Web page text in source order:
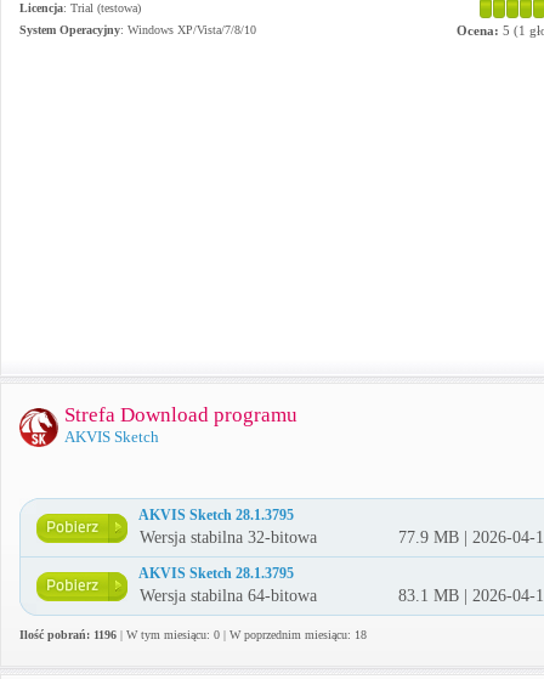
Licencja: Trial (testowa)
System Operacyjny: Windows XP/Vista/7/8/10 Ocena: 5 (1
Strefa Download programu
AKVIS Sketch
AKVIS Sketch 28.1.3795
Wersja stabilna 32-bitowa 77.9 MB | 2026-04-
AKVIS Sketch 28.1.3795
Wersja stabilna 64-bitowa 83.1 MB | 2026-04-
Ilość pobrań: 1196 | W tym miesiącu: 0 | W poprzednim miesiącu: 18